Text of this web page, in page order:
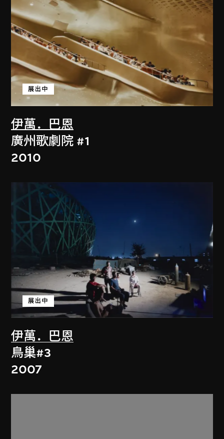
伊萬．巴恩
展出中
廣州歌劇院 #1
2010
伊萬．巴恩
展出中
鳥巢#3
2007